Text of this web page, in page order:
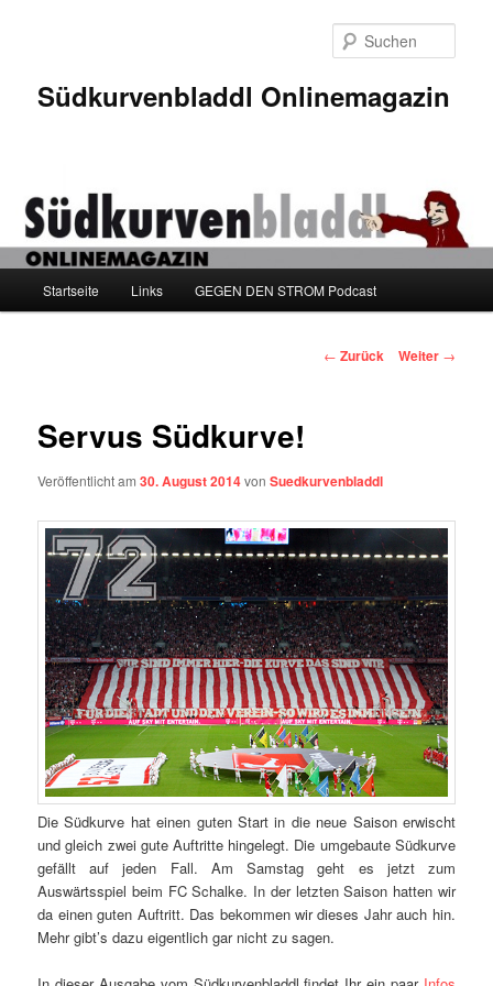
Südkurvenbladdl Onlinemagazin
Startseite Links GEGEN DEN STROM Podcast
Beitragsnavigation
← Zurück Weiter →
Servus Südkurve!
Veröffentlicht am30. August 2014vonSuedkurvenbladdl
Die Südkurve hat einen guten Start in die neue Saison erwischt
und gleich zwei gute Auftritte hingelegt. Die umgebaute Südkurve
gefällt auf jeden Fall. Am Samstag geht es jetzt zum
Auswärtsspiel beim FC Schalke. In der letzten Saison hatten wir
da einen guten Auftritt. Das bekommen wir dieses Jahr auch hin.
Mehr gibt’s dazu eigentlich gar nicht zu sagen.